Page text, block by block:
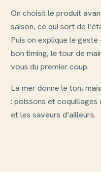
On choisit le produit
saison, ce qui sort de
Puis on explique le
bon timing, le tour de
vous du premier coup.
La mer donne le ton,
: poissons et
et les saveurs d’ailleurs.